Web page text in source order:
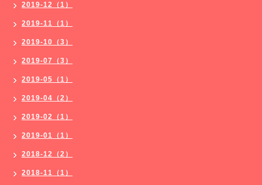
2019-12（1）
2019-11（1）
2019-10（3）
2019-07（3）
2019-05（1）
2019-04（2）
2019-02（1）
2019-01（1）
2018-12（2）
2018-11（1）